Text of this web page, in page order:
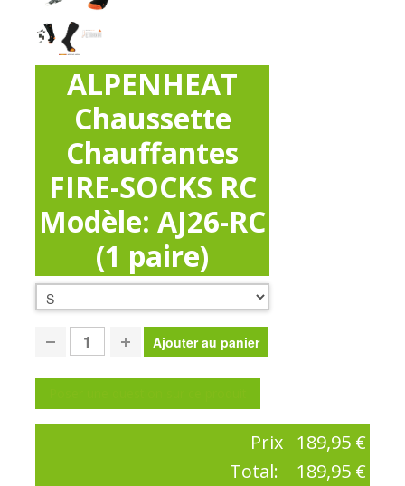
ALPENHEAT
Chaussette
Chauffantes
FIRE-SOCKS RC
Modèle: AJ26-RC
(1 paire)
Prix 189,95 €
Total:
189,95 €